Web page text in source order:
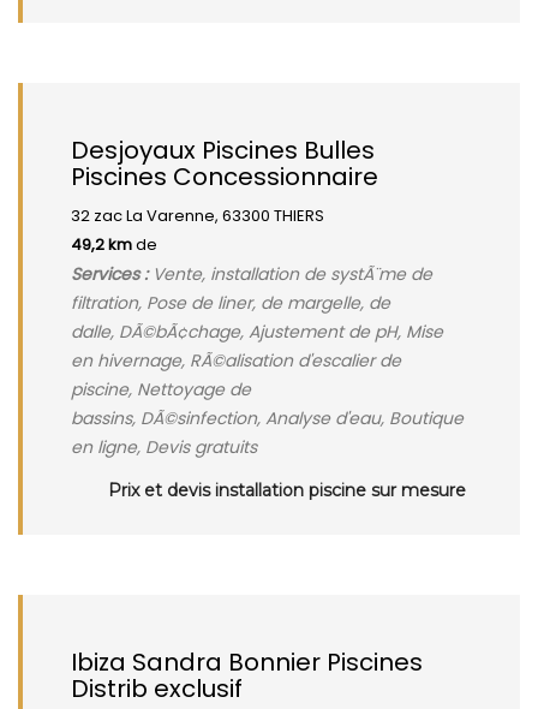
Desjoyaux Piscines Bulles
Piscines Concessionnaire
32 zac La Varenne, 63300 THIERS
49,2 kmde
Services :Vente, installation de systÃ¨me de
filtration, Pose de liner, de margelle, de
dalle, DÃ©bÃ¢chage, Ajustement de pH, Mise
en hivernage, RÃ©alisation d'escalier de
piscine, Nettoyage de
bassins, DÃ©sinfection, Analyse d'eau, Boutique
en ligne, Devis gratuits
Prix et devis installation piscine sur mesure
Ibiza Sandra Bonnier Piscines
Distrib exclusif